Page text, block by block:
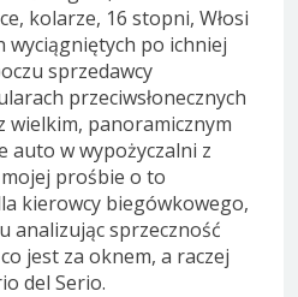
kolarze, 16 stopni, Włosi
wyciągniętych po ichniej
sprzedawcy
przeciwsłonecznych
wielkim, panoramicznym
auto w wypożyczalni z
prośbie o to
kierowcy biegówkowego,
analizując sprzeczność
jest za oknem, a raczej
del Serio.